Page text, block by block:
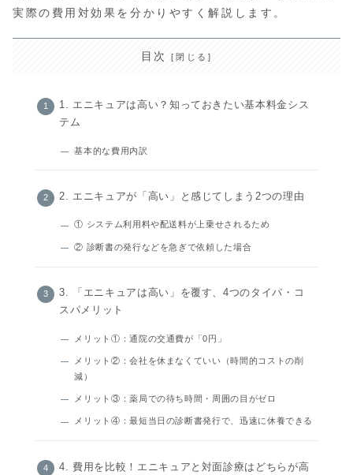
実際の費用対効果を分かりやすく解説します。
目次
1. エニキュアは高い？知っておきたい基本料金シス
テム
基本的な費用内訳
2. エニキュアが「高い」と感じてしまう2つの理由
① システム利用料や配送料が上乗せされるため
② 診断書の発行などを急ぎで依頼した場合
3. 「エニキュアは高い」を覆す、4つのタイパ・コ
スパメリット
メリット①：通院の交通費が「0円」
メリット②：会社を休まなくていい（時間的コストの削
減）
メリット③：薬局での待ち時間・周囲の目がゼロ
メリット④：最短当日の診断書発行で、迅速に休養できる
4. 費用を比較！エニキュアと対面診療はどちらが高